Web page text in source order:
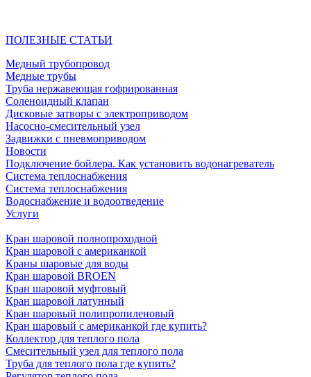
ПОЛЕЗНЫЕ СТАТЬИ
Медный трубопровод
Медные трубы
Труба нержавеющая гофрированная
Соленоидный клапан
Дисковые затворы с электроприводом
Насосно-смесительный узел
Задвижки с пневмоприводом
Новости
Подключение бойлера. Как установить водонагреватель
Система теплоснабжения
Система теплоснабжения
Водоснабжение и водоотведение
Услуги
Кран шаровой полнопроходной
Кран шаровой с американкой
Краны шаровые для воды
Кран шаровой BROEN
Кран шаровой муфтовый
Кран шаровой латунный
Кран шаровый полипропиленовый
Кран шаровый с американкой где купить?
Коллектор для теплого пола
Смесительный узел для теплого пола
Труба для теплого пола где купить?